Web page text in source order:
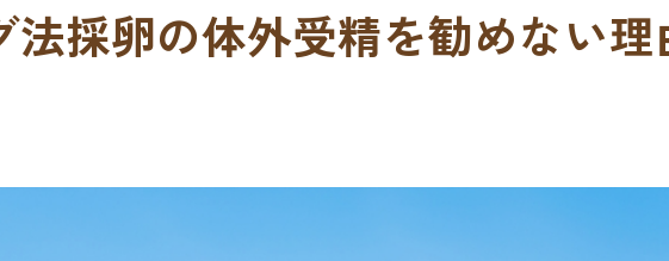
法採卵の体外受精を勧めない理